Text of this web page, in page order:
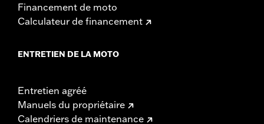
Financement de moto
Calculateur de financement
ENTRETIEN DE LA MOTO
Entretien agréé
Manuels du propriétaire
Calendriers de maintenance